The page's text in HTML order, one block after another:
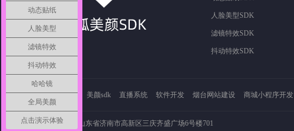
人脸美型SDK
滤镜特效SDK
抖动特效SDK
友情链接： 美颜sdk 直播系统 软件开发 烟台网站建设 商城小程序开发
公司地址：山东省济南市高新区三庆齐盛广场6号楼701
动态贴纸
人脸美型
滤镜特效
抖动特效
哈哈镜
全局美颜
点击演示体验